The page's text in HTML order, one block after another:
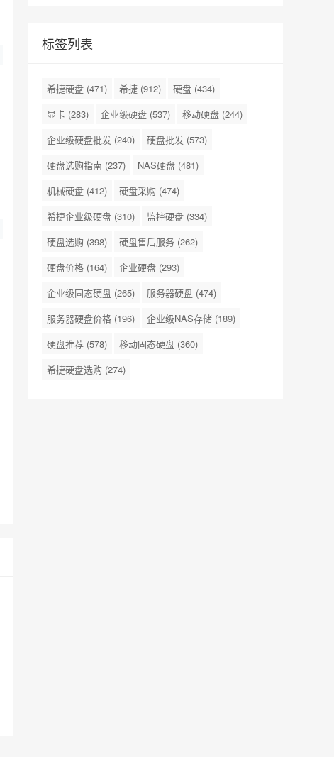
标签列表
希捷硬盘 (471) 希捷 (912) 硬盘 (434)
显卡 (283) 企业级硬盘 (537) 移动硬盘 (244)
企业级硬盘批发 (240) 硬盘批发 (573)
硬盘选购指南 (237) NAS硬盘 (481)
机械硬盘 (412) 硬盘采购 (474)
希捷企业级硬盘 (310) 监控硬盘 (334)
硬盘选购 (398) 硬盘售后服务 (262)
硬盘价格 (164) 企业硬盘 (293)
企业级固态硬盘 (265) 服务器硬盘 (474)
服务器硬盘价格 (196) 企业级NAS存储 (189)
硬盘推荐 (578) 移动固态硬盘 (360)
希捷硬盘选购 (274)